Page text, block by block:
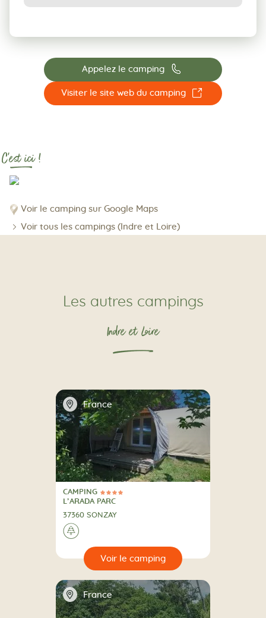
Appelez le camping 📞
Visiter le site web du camping ☐
C'est ici !
Voir le camping sur Google Maps
Voir tous les campings (Indre et Loire)
Les autres campings
Indre et Loire
📍 France
4 Étoiles
CAMPING
CAMPING
L’ARADA PARC
37360 SONZAY
A la campagne
🌲
📍 France